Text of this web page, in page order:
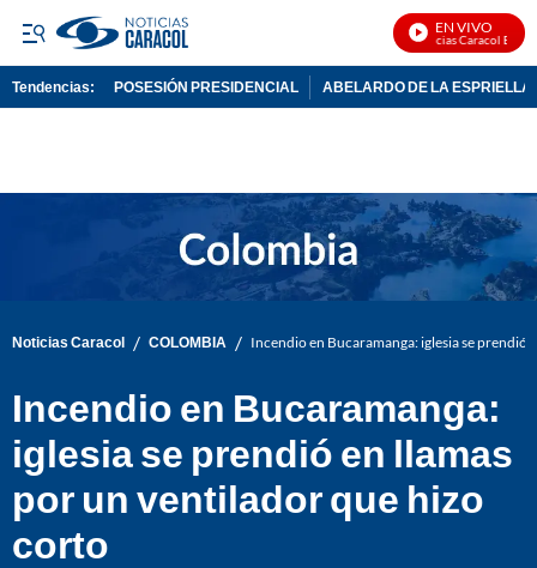
EN VIVO
Noticias Caracol En Vivo
Tendencias: POSESIÓN PRESIDENCIAL ABELARDO DE LA ESPRIELLA
Noticias Caracol / COLOMBIA / Incendio en Bucaramanga: iglesia se
Incendio en Bucaramanga:
iglesia se prendió en llamas
por un ventilador que hizo
corto